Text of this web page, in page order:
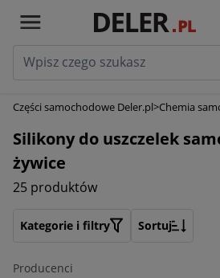
Części samochodowe Deler.pl>Chemia
Silikony do uszczelek
żywice
25 produktów
Kategorie i filtry Sortuj
Producenci